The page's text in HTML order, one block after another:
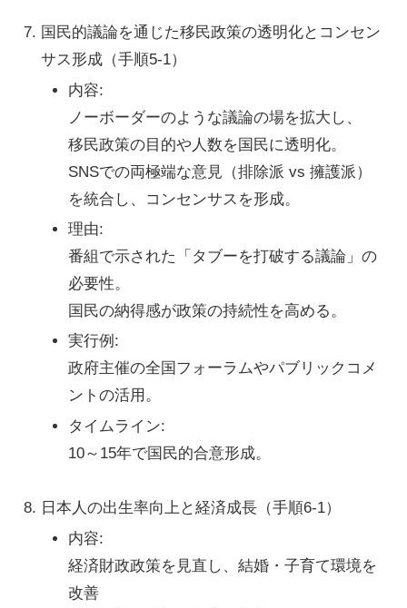
国民的議論を通じた移民政策の透明化とコンセン
サス形成 （手順5-1）
内容:
ノーボーダーのような議論の場を拡大し、
移民政策の目的や人数を国民に透明化。
SNSでの両極端な意見（排除派 vs 擁護派）
を統合し、コンセンサスを形成。
理由:
番組で示された「タブーを打破する議論」の
必要性。
国民の納得感が政策の持続性を高める。
実行例 :
政府主催の全国フォーラムやパブリックコメ
ントの活用。
タイムライン:
10～15年で国民的合意形成。
日本人の出生率向上と経済成長 （手順6-1）
内容:
経済財政政策を見直し、結婚・子育て環境を
改善